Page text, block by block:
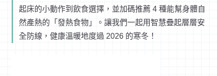
起床的小動作到飲食選擇，並加碼推薦 4 種能幫身體自
然產熱的「發熱食物」。讓我們一起用智慧疊起層層安
全防線，健康溫暖地度過 2026 的寒冬！